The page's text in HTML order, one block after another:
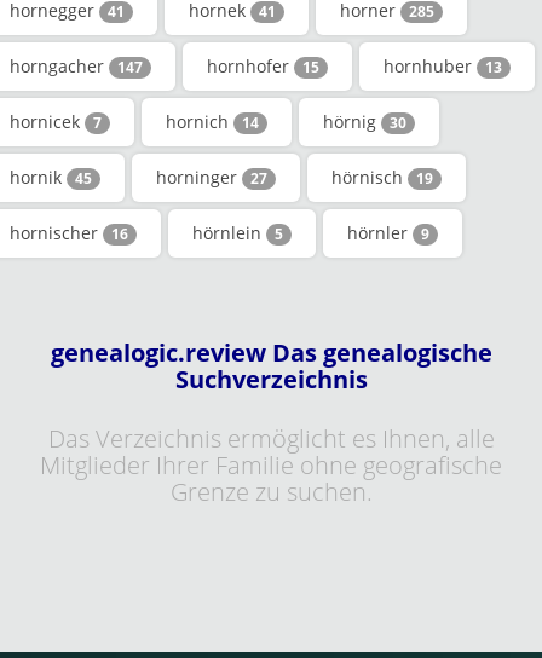
hornegger 41 hornek 41 horner 285
horngacher 147 hornhofer 15 hornhuber 13
hornicek 7 hornich 14 hörnig 30
hornik 45 horninger 27 hörnisch 19
hornischer 16 hörnlein 5 hörnler 9
genealogic.review Das genealogische
Suchverzeichnis
Das Verzeichnis ermöglicht es Ihnen, alle
Mitglieder Ihrer Familie ohne geografische
Grenze zu suchen.